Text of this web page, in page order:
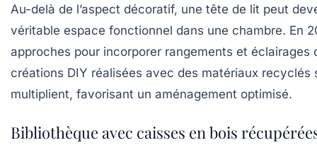
Au-delà de l’aspect décoratif, une tête de lit peut
véritable espace fonctionnel dans une chambre. En
approches pour incorporer rangements et éclairages
créations DIY réalisées avec des matériaux recyclés
multiplient, favorisant un aménagement optimisé.
Bibliothèque avec caisses en bois